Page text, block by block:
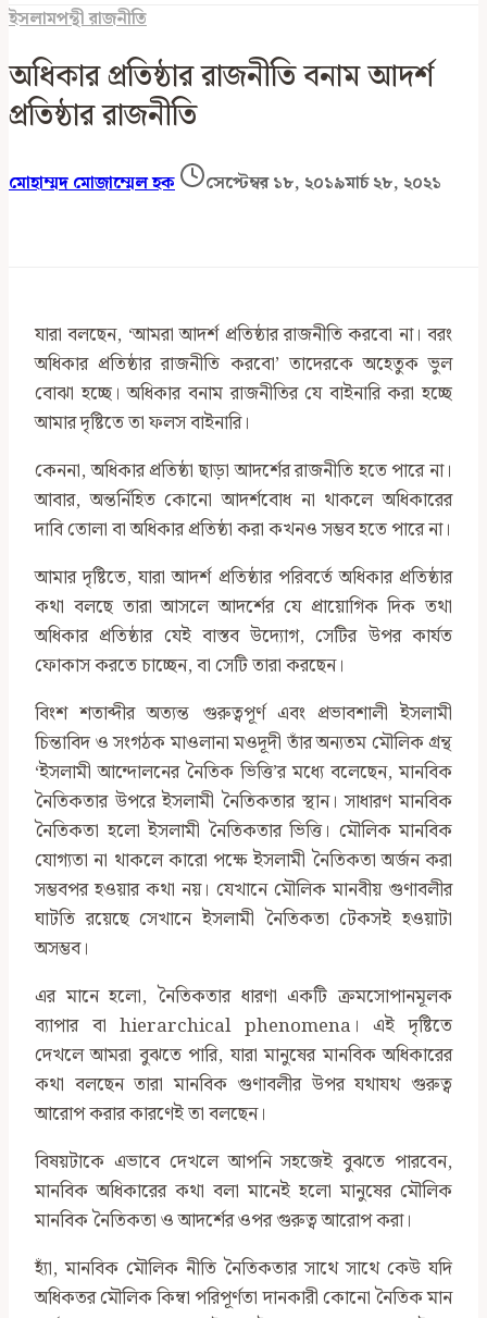
ইসলামপন্থী রাজনীতি
অধিকার প্রতিষ্ঠার রাজনীতি বনাম আদর্শ
প্রতিষ্ঠার রাজনীতি
মোহাম্মদ মোজাম্মেল হক সেপ্টেম্বর ১৮, ২০১৯মার্চ ২৮, ২০২১
যারা বলছেন, ‘আমরা আদর্শ প্রতিষ্ঠার রাজনীতি করবো না। বরং
অধিকার প্রতিষ্ঠার রাজনীতি করবো’ তাদেরকে অহেতুক ভুল
বোঝা হচ্ছে। অধিকার বনাম রাজনীতির যে বাইনারি করা হচ্ছে
আমার দৃষ্টিতে তা ফলস বাইনারি।
কেননা, অধিকার প্রতিষ্ঠা ছাড়া আদর্শের রাজনীতি হতে পারে না।
আবার, অন্তর্নিহিত কোনো আদর্শবোধ না থাকলে অধিকারের
দাবি তোলা বা অধিকার প্রতিষ্ঠা করা কখনও সম্ভব হতে পারে না।
আমার দৃষ্টিতে, যারা আদর্শ প্রতিষ্ঠার পরিবর্তে অধিকার প্রতিষ্ঠার
কথা বলছে তারা আসলে আদর্শের যে প্রায়োগিক দিক তথা
অধিকার প্রতিষ্ঠার যেই বাস্তব উদ্যোগ, সেটির উপর কার্যত
ফোকাস করতে চাচ্ছেন, বা সেটি তারা করছেন।
বিংশ শতাব্দীর অত্যন্ত গুরুত্বপূর্ণ এবং প্রভাবশালী ইসলামী
চিন্তাবিদ ও সংগঠক মাওলানা মওদূদী তাঁর অন্যতম মৌলিক গ্রন্থ
‘ইসলামী আন্দোলনের নৈতিক ভিত্তি’র মধ্যে বলেছেন, মানবিক
নৈতিকতার উপরে ইসলামী নৈতিকতার স্থান। সাধারণ মানবিক
নৈতিকতা হলো ইসলামী নৈতিকতার ভিত্তি। মৌলিক মানবিক
যোগ্যতা না থাকলে কারো পক্ষে ইসলামী নৈতিকতা অর্জন করা
সম্ভবপর হওয়ার কথা নয়। যেখানে মৌলিক মানবীয় গুণাবলীর
ঘাটতি রয়েছে সেখানে ইসলামী নৈতিকতা টেকসই হওয়াটা
অসম্ভব।
এর মানে হলো, নৈতিকতার ধারণা একটি ক্রমসোপানমূলক
ব্যাপার বা hierarchical phenomena। এই দৃষ্টিতে
দেখলে আমরা বুঝতে পারি, যারা মানুষের মানবিক অধিকারের
কথা বলছেন তারা মানবিক গুণাবলীর উপর যথাযথ গুরুত্ব
আরোপ করার কারণেই তা বলছেন।
বিষয়টাকে এভাবে দেখলে আপনি সহজেই বুঝতে পারবেন,
মানবিক অধিকারের কথা বলা মানেই হলো মানুষের মৌলিক
মানবিক নৈতিকতা ও আদর্শের ওপর গুরুত্ব আরোপ করা।
হ্যাঁ, মানবিক মৌলিক নীতি নৈতিকতার সাথে সাথে কেউ যদি
অধিকতর মৌলিক কিম্বা পরিপূর্ণতা দানকারী কোনো নৈতিক মান